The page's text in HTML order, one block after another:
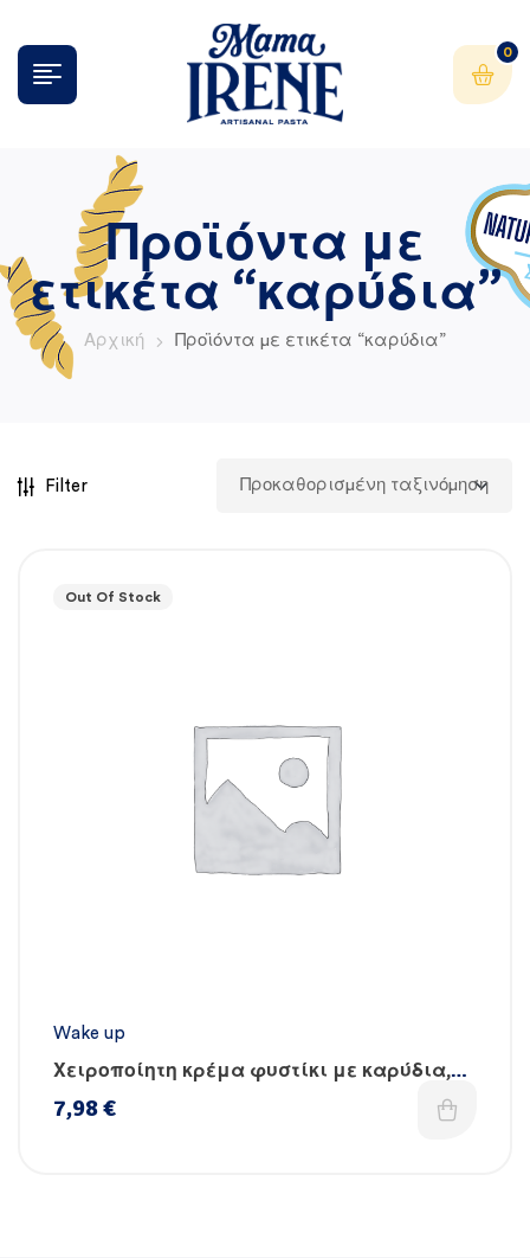
0
Προϊόντα με
ετικέτα “καρύδια”
Αρχική Προϊόντα με ετικέτα “καρύδια”
Filter
Out Of Stock
Wake up
Χειροποίητη κρέμα φυστίκι με καρύδια,
μέλι και cranberries χωρίς ζάχαρη
7,98€